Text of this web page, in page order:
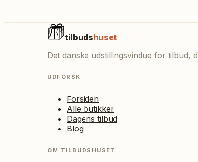
tilbudshuset
Det danske udstillingsvindue for tilbud,
UDFORSK
Forsiden
Alle butikker
Dagens tilbud
Blog
OM TILBUDSHUSET